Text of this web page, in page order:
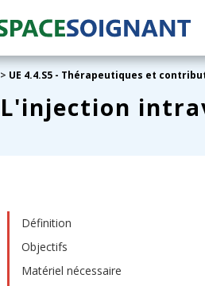
> UE 4.4.S5 - Thérapeutiques et
L'injection
Définition
Objectifs
Matériel nécessaire